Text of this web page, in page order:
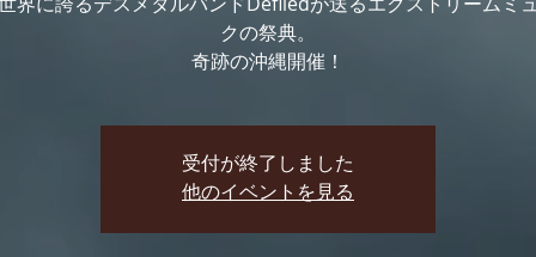
クの祭典。
奇跡の沖縄開催！
受付が終了しました
他のイベントを見る